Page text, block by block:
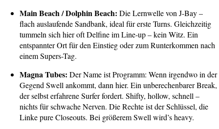
Main Beach / Dolphin Beach: Die Lernwelle von J-Bay –
flach auslaufende Sandbank, ideal für erste Turns. Gleichzeitig
tummeln sich hier oft Delfine im Line-up – kein Witz. Ein
entspannter Ort für den Einstieg oder zum Runterkommen nach
einem Supers-Tag.
Magna Tubes: Der Name ist Programm: Wenn irgendwo in der
Gegend Swell ankommt, dann hier. Ein unberechenbarer Break,
der selbst erfahrene Surfer fordert. Shifty, hollow, schnell –
nichts für schwache Nerven. Die Rechte ist der Schlüssel, die
Linke pure Closeouts. Bei größerem Swell wird’s heavy.